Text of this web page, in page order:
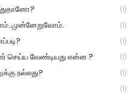
(1)
(1)
(1)
செய்ய வேண்டியது என்ன ? (1)
நல்லது? (1)
(1)